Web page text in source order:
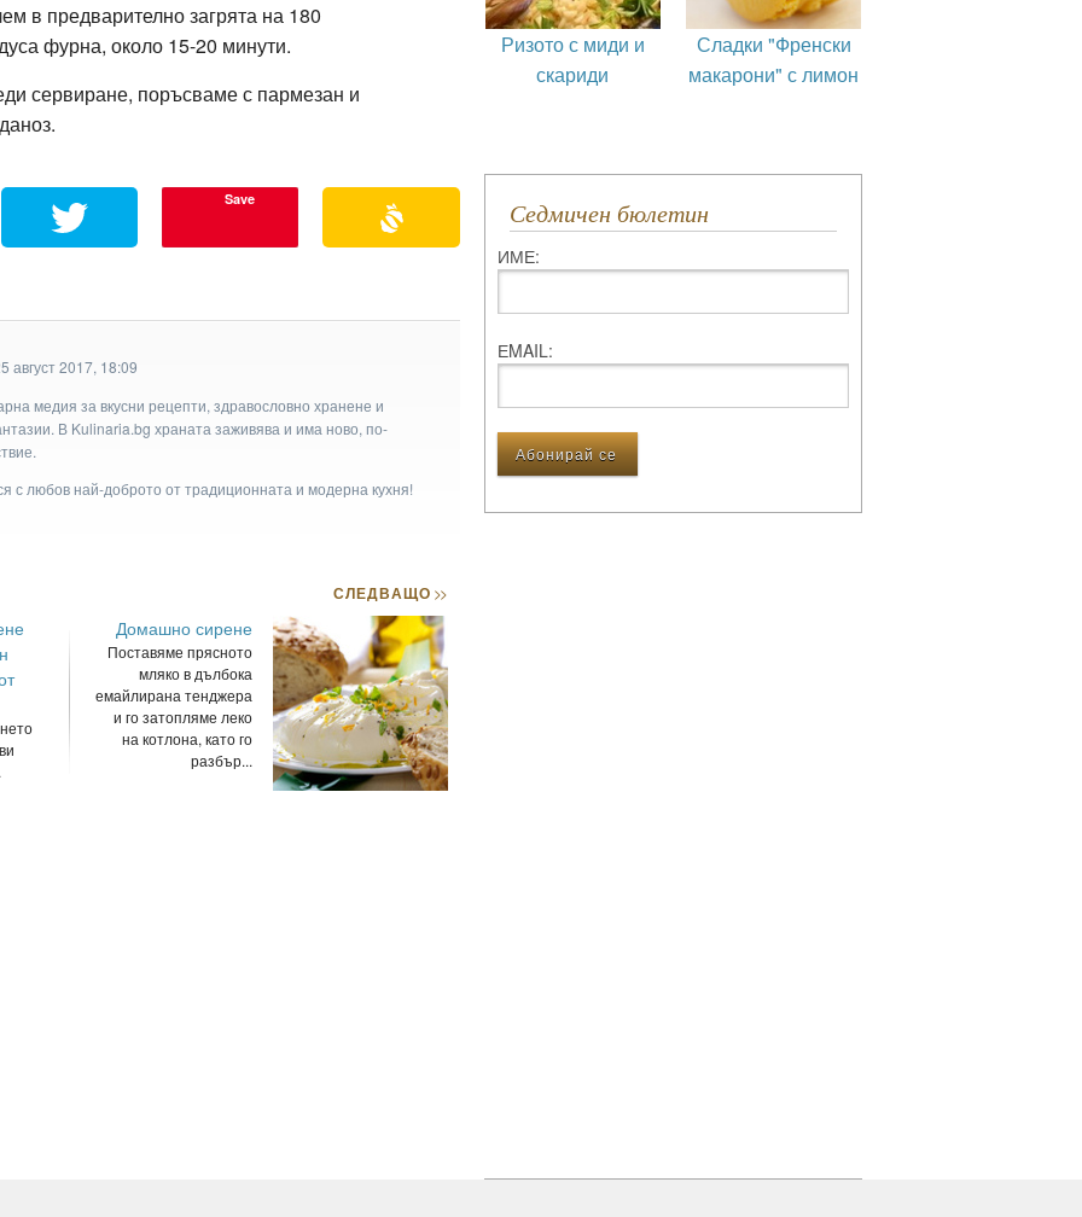
в предварително загрята на 180
фурна, около 15-20 минути.
сервиране, поръсваме с пармезан и
Save
август 2017, 18:09
медия за вкусни рецепти, здравословно хранене и
В Kulinaria.bg храната заживява и има ново, по-
с любов най-доброто от традиционната и модерна кухня!
СЛЕДВАЩО>>
Домашно сирене
Поставяме прясното
мляко в дълбока
емайлирана тенджера
и го затопляме леко
на котлона, като го
разбър...
Ризото с миди и
скариди
Сладки "Френски
макарони" с лимон
Седмичен бюлетин
ИМЕ:
ЕMAIL: